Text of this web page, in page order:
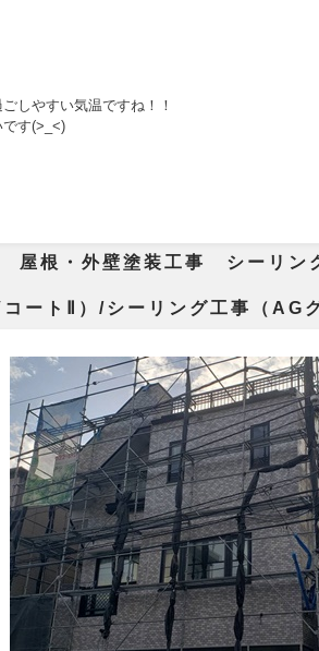
しやすい気温ですね！！
す(>_<)
・外壁塗装工事 シーリン
装(フ
ートⅡ）/シーリング工事（